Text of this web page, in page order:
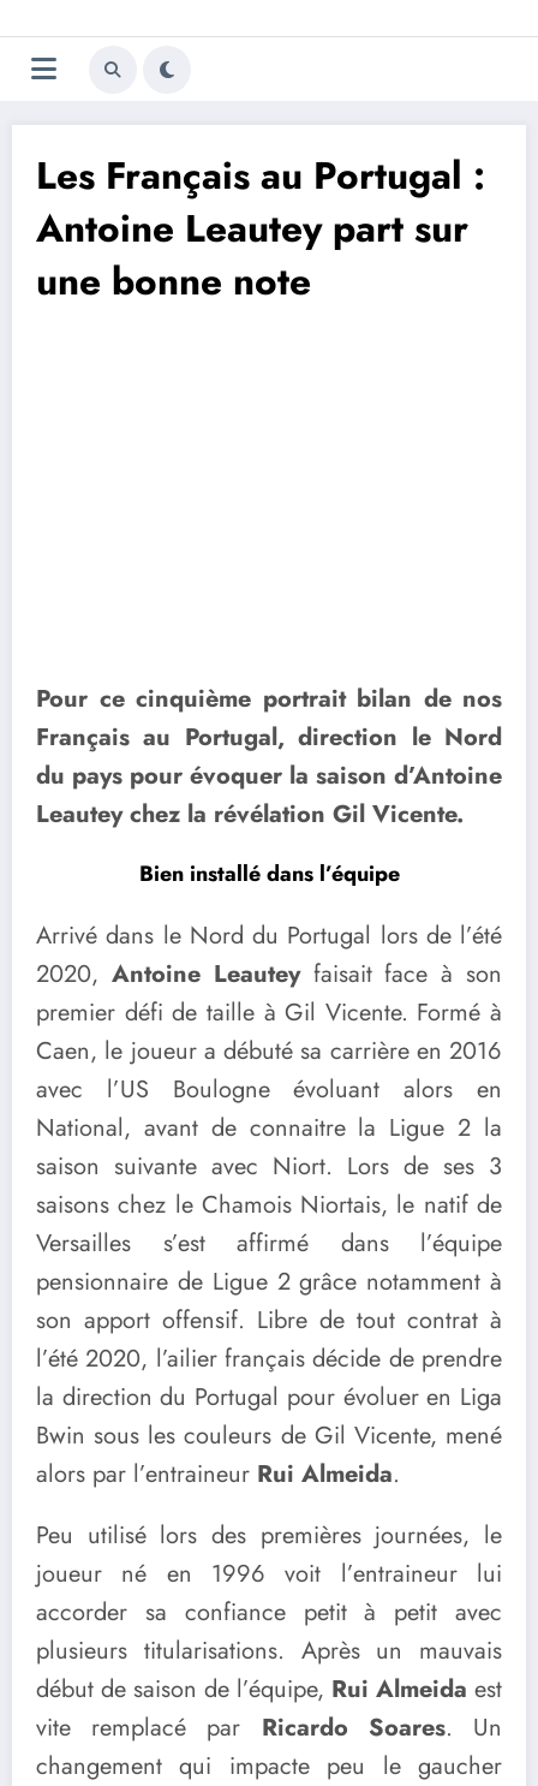
au
contenu
Trivela
L'actualité du football
Les Français au Portugal :
Antoine Leautey part sur
une bonne note
Pour ce cinquième portrait bilan de nos
Français au Portugal, direction le Nord
du pays pour évoquer la saison d’Antoine
Leautey chez la révélation Gil Vicente.
Bien installé dans l’équipe
Arrivé dans le Nord du Portugal lors de l’été
2020, Antoine Leauteyfaisait face à son
premier défi de taille à Gil Vicente. Formé à
Caen, le joueur a débuté sa carrière en 2016
avec l’US Boulogne évoluant alors en
National, avant de connaitre la Ligue 2 la
saison suivante avec Niort. Lors de ses 3
saisons chez le Chamois Niortais, le natif de
Versailles s’est affirmé dans l’équipe
pensionnaire de Ligue 2 grâce notamment à
son apport offensif. Libre de tout contrat à
l’été 2020, l’ailier français décide de prendre
la direction du Portugal pour évoluer en Liga
Bwin sous les couleurs de Gil Vicente, mené
alors par l’entraineur Rui Almeida.
Peu utilisé lors des premières journées, le
joueur né en 1996 voit l’entraineur lui
accorder sa confiance petit à petit avec
plusieurs titularisations. Après un mauvais
début de saison de l’équipe, Rui Almeida est
vite remplacé par Ricardo Soares. Un
changement qui impacte peu le gaucher